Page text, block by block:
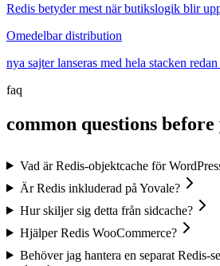
Redis betyder mest när butikslogik blir
Omedelbar distribution
nya sajter lanseras med hela stacken
faq
common questions
Vad är Redis-objektcache för
Är Redis inkluderad på Yovale?
Hur skiljer sig detta från sidcache?
Hjälper Redis WooCommerce?
Behöver jag hantera en separat Redis-